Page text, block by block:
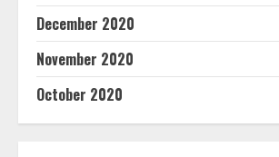
December 2020
November 2020
October 2020